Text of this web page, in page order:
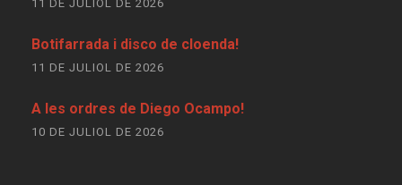
11 DE JULIOL DE 2026
Botifarrada i disco de cloenda!
11 DE JULIOL DE 2026
A les ordres de Diego Ocampo!
10 DE JULIOL DE 2026